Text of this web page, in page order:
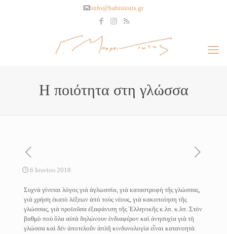
info@babiniotis.gr
H ποιότητα στη γλώσσα
6 Ιουνίου 2018
Συχνὰ γίνεται λόγος γιὰ ἀγλωσσία, γιὰ καταστροφὴ τῆς γλώσσας,
γιὰ χρήση ἑκατὸ λέξεων ἀπὸ τοὺς νέους, γιὰ κακοποίηση τῆς
γλώσσας, γιὰ προϊοῦσα ἐξαφάνιση τῆς Ἑλληνικῆς κ.λπ. κ.λπ. Στὸν
βαθμὸ ποὺ ὅλα αὐτὰ δηλώνουν ἐνδιαφέρον καὶ ἀνησυχία γιὰ τὴ
γλώσσα καὶ δὲν ἀποτελοῦν ἁπλῆ κινδυνολογία εἶναι κατανοητὰ